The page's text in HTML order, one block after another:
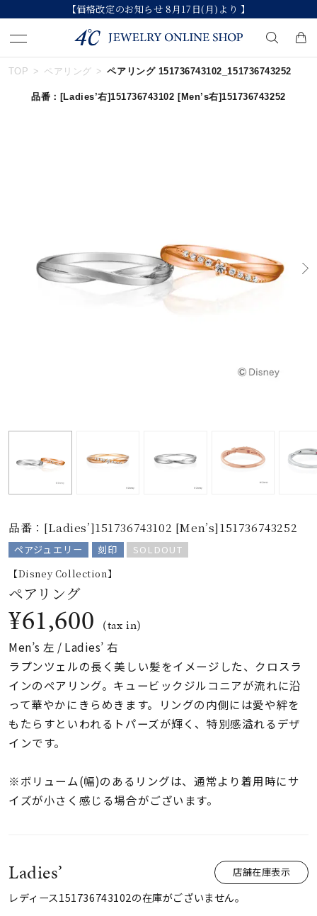
【価格改定のお知らせ 8月17日(月)より 】
キーワードで検索する
誕生石
石の色
ファッションテイス
ト
着用シーン
コレクション
レディース
リングサイズ
メンズ
～
価格
TOP ペアリング ペアリング 151736743102_151736743252
品番： [Ladies’右]151736743102 [Men’s右]151736743252
品番：[Ladies’]151736743102 [Men’s]151736743252
ペアジュエリー 刻印
SOLDOUT
【Disney Collection】
ペアリング
¥61,600 (tax in)
Men’s 左 / Ladies’ 右
ラプンツェルの長く美しい髪をイメージした、クロスラ
インのペアリング。キュービックジルコニアが流れに沿
って華やかにきらめきます。リングの内側には愛や絆を
もたらすといわれるトパーズが輝く、特別感溢れるデザ
インです。
※ボリューム(幅)のあるリングは、通常より着用時にサ
イズが小さく感じる場合がございます。
Ladies’ 店舗在庫表示
レディース151736743102の在庫がございません。